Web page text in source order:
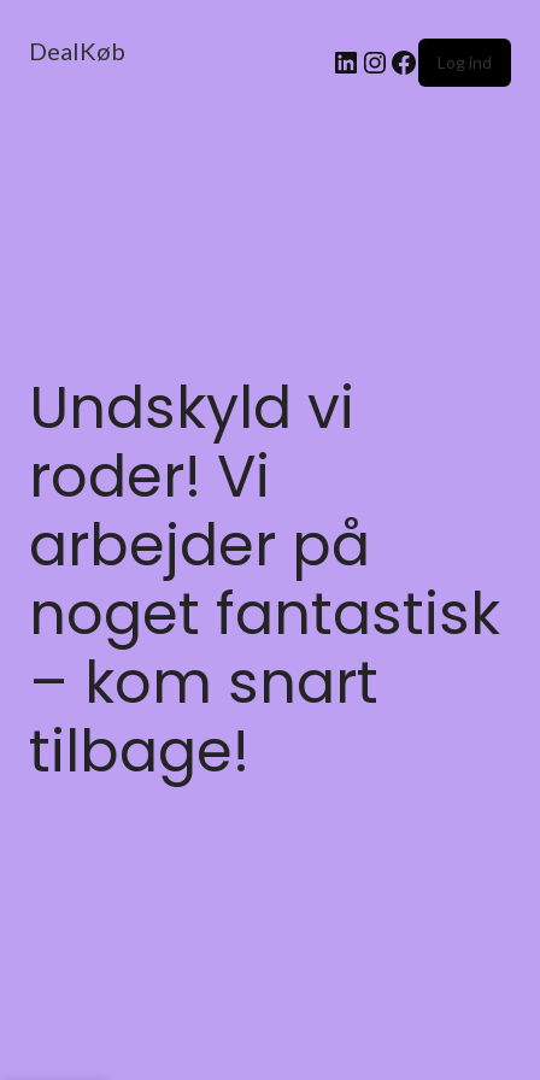
DealKøb Log ind
Undskyld vi
roder! Vi
arbejder på
noget fantastisk
– kom snart
tilbage!